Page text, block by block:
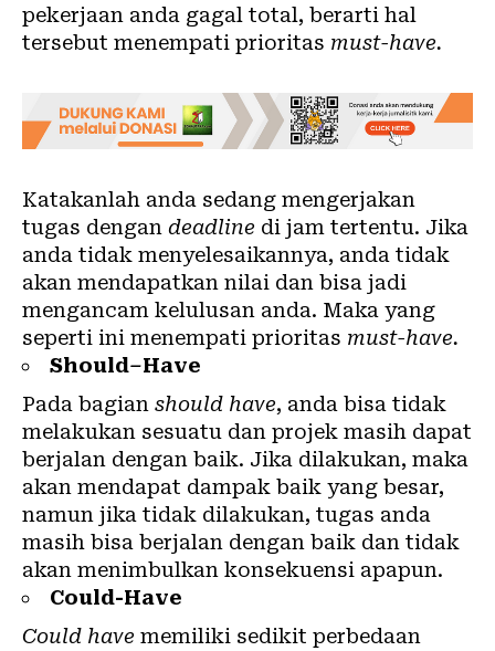
pekerjaan anda gagal total, berarti hal
tersebut menempati prioritas must-have.
Katakanlah anda sedang mengerjakan
tugas dengan deadline di jam tertentu. Jika
anda tidak menyelesaikannya, anda tidak
akan mendapatkan nilai dan bisa jadi
mengancam kelulusan anda. Maka yang
seperti ini menempati prioritas must-have.
Should–Have
Pada bagian should have, anda bisa tidak
melakukan sesuatu dan projek masih dapat
berjalan dengan baik. Jika dilakukan, maka
akan mendapat dampak baik yang besar,
namun jika tidak dilakukan, tugas anda
masih bisa berjalan dengan baik dan tidak
akan menimbulkan konsekuensi apapun.
Could-Have
Could have memiliki sedikit perbedaan